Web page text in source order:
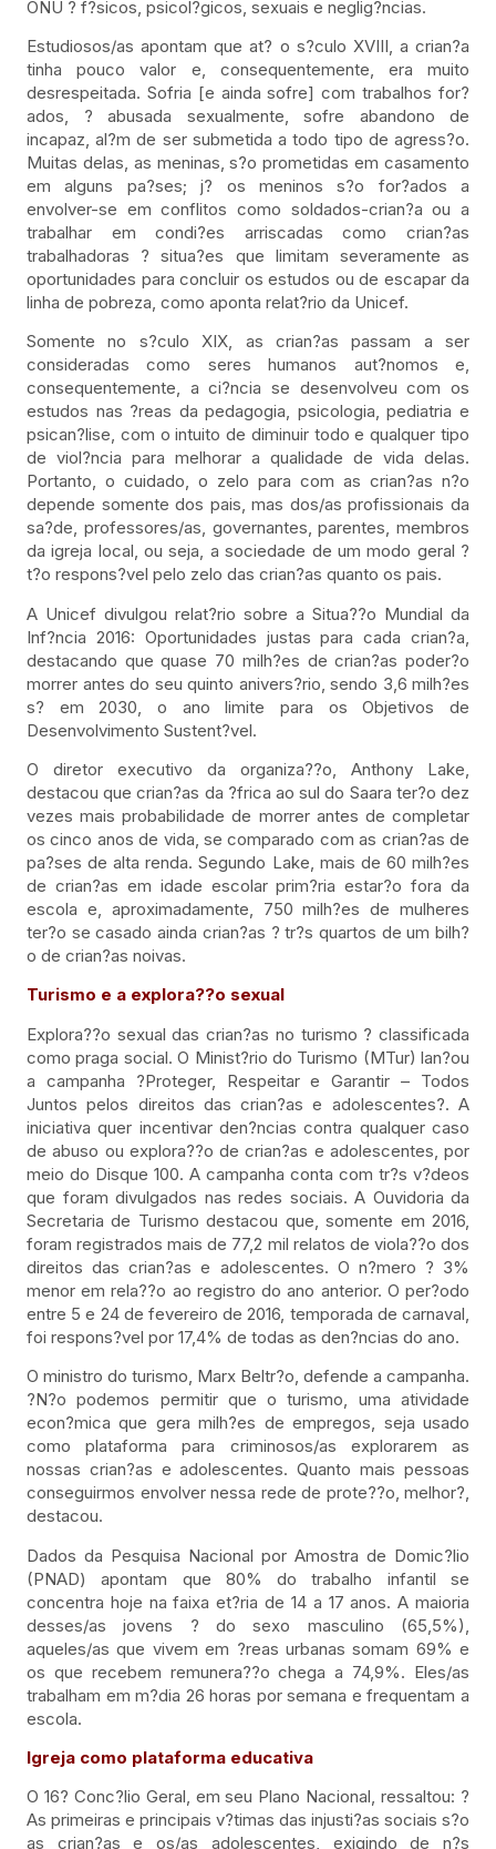
ONU ? f?sicos, psicol?gicos, sexuais e neglig?ncias.
Estudiosos/as apontam que at? o s?culo XVIII, a crian?a
tinha pouco valor e, consequentemente, era muito
desrespeitada. Sofria [e ainda sofre] com trabalhos for?
ados, ? abusada sexualmente, sofre abandono de
incapaz, al?m de ser submetida a todo tipo de agress?o.
Muitas delas, as meninas, s?o prometidas em casamento
em alguns pa?ses; j? os meninos s?o for?ados a
envolver-se em conflitos como soldados-crian?a ou a
trabalhar em condi?es arriscadas como crian?as
trabalhadoras ? situa?es que limitam severamente as
oportunidades para concluir os estudos ou de escapar da
linha de pobreza, como aponta relat?rio da Unicef.
Somente no s?culo XIX, as crian?as passam a ser
consideradas como seres humanos aut?nomos e,
consequentemente, a ci?ncia se desenvolveu com os
estudos nas ?reas da pedagogia, psicologia, pediatria e
psican?lise, com o intuito de diminuir todo e qualquer tipo
de viol?ncia para melhorar a qualidade de vida delas.
Portanto, o cuidado, o zelo para com as crian?as n?o
depende somente dos pais, mas dos/as profissionais da
sa?de, professores/as, governantes, parentes, membros
da igreja local, ou seja, a sociedade de um modo geral ?
t?o respons?vel pelo zelo das crian?as quanto os pais.
A Unicef divulgou relat?rio sobre a Situa??o Mundial da
Inf?ncia 2016: Oportunidades justas para cada crian?a,
destacando que quase 70 milh?es de crian?as poder?o
morrer antes do seu quinto anivers?rio, sendo 3,6 milh?es
s? em 2030, o ano limite para os Objetivos de
Desenvolvimento Sustent?vel.
O diretor executivo da organiza??o, Anthony Lake,
destacou que crian?as da ?frica ao sul do Saara ter?o dez
vezes mais probabilidade de morrer antes de completar
os cinco anos de vida, se comparado com as crian?as de
pa?ses de alta renda. Segundo Lake, mais de 60 milh?es
de crian?as em idade escolar prim?ria estar?o fora da
escola e, aproximadamente, 750 milh?es de mulheres
ter?o se casado ainda crian?as ? tr?s quartos de um bilh?
o de crian?as noivas.
Turismo e a explora??o sexual
Explora??o sexual das crian?as no turismo ? classificada
como praga social. O Minist?rio do Turismo (MTur) lan?ou
a campanha ?Proteger, Respeitar e Garantir – Todos
Juntos pelos direitos das crian?as e adolescentes?. A
iniciativa quer incentivar den?ncias contra qualquer caso
de abuso ou explora??o de crian?as e adolescentes, por
meio do Disque 100. A campanha conta com tr?s v?deos
que foram divulgados nas redes sociais. A Ouvidoria da
Secretaria de Turismo destacou que, somente em 2016,
foram registrados mais de 77,2 mil relatos de viola??o dos
direitos das crian?as e adolescentes. O n?mero ? 3%
menor em rela??o ao registro do ano anterior. O per?odo
entre 5 e 24 de fevereiro de 2016, temporada de carnaval,
foi respons?vel por 17,4% de todas as den?ncias do ano.
O ministro do turismo, Marx Beltr?o, defende a campanha.
?N?o podemos permitir que o turismo, uma atividade
econ?mica que gera milh?es de empregos, seja usado
como plataforma para criminosos/as explorarem as
nossas crian?as e adolescentes. Quanto mais pessoas
conseguirmos envolver nessa rede de prote??o, melhor?,
destacou.
Dados da Pesquisa Nacional por Amostra de Domic?lio
(PNAD) apontam que 80% do trabalho infantil se
concentra hoje na faixa et?ria de 14 a 17 anos. A maioria
desses/as jovens ? do sexo masculino (65,5%),
aqueles/as que vivem em ?reas urbanas somam 69% e
os que recebem remunera??o chega a 74,9%. Eles/as
trabalham em m?dia 26 horas por semana e frequentam a
escola.
Igreja como plataforma educativa
O 16? Conc?lio Geral, em seu Plano Nacional, ressaltou: ?
As primeiras e principais v?timas das injusti?as sociais s?o
as crian?as e os/as adolescentes, exigindo de n?s